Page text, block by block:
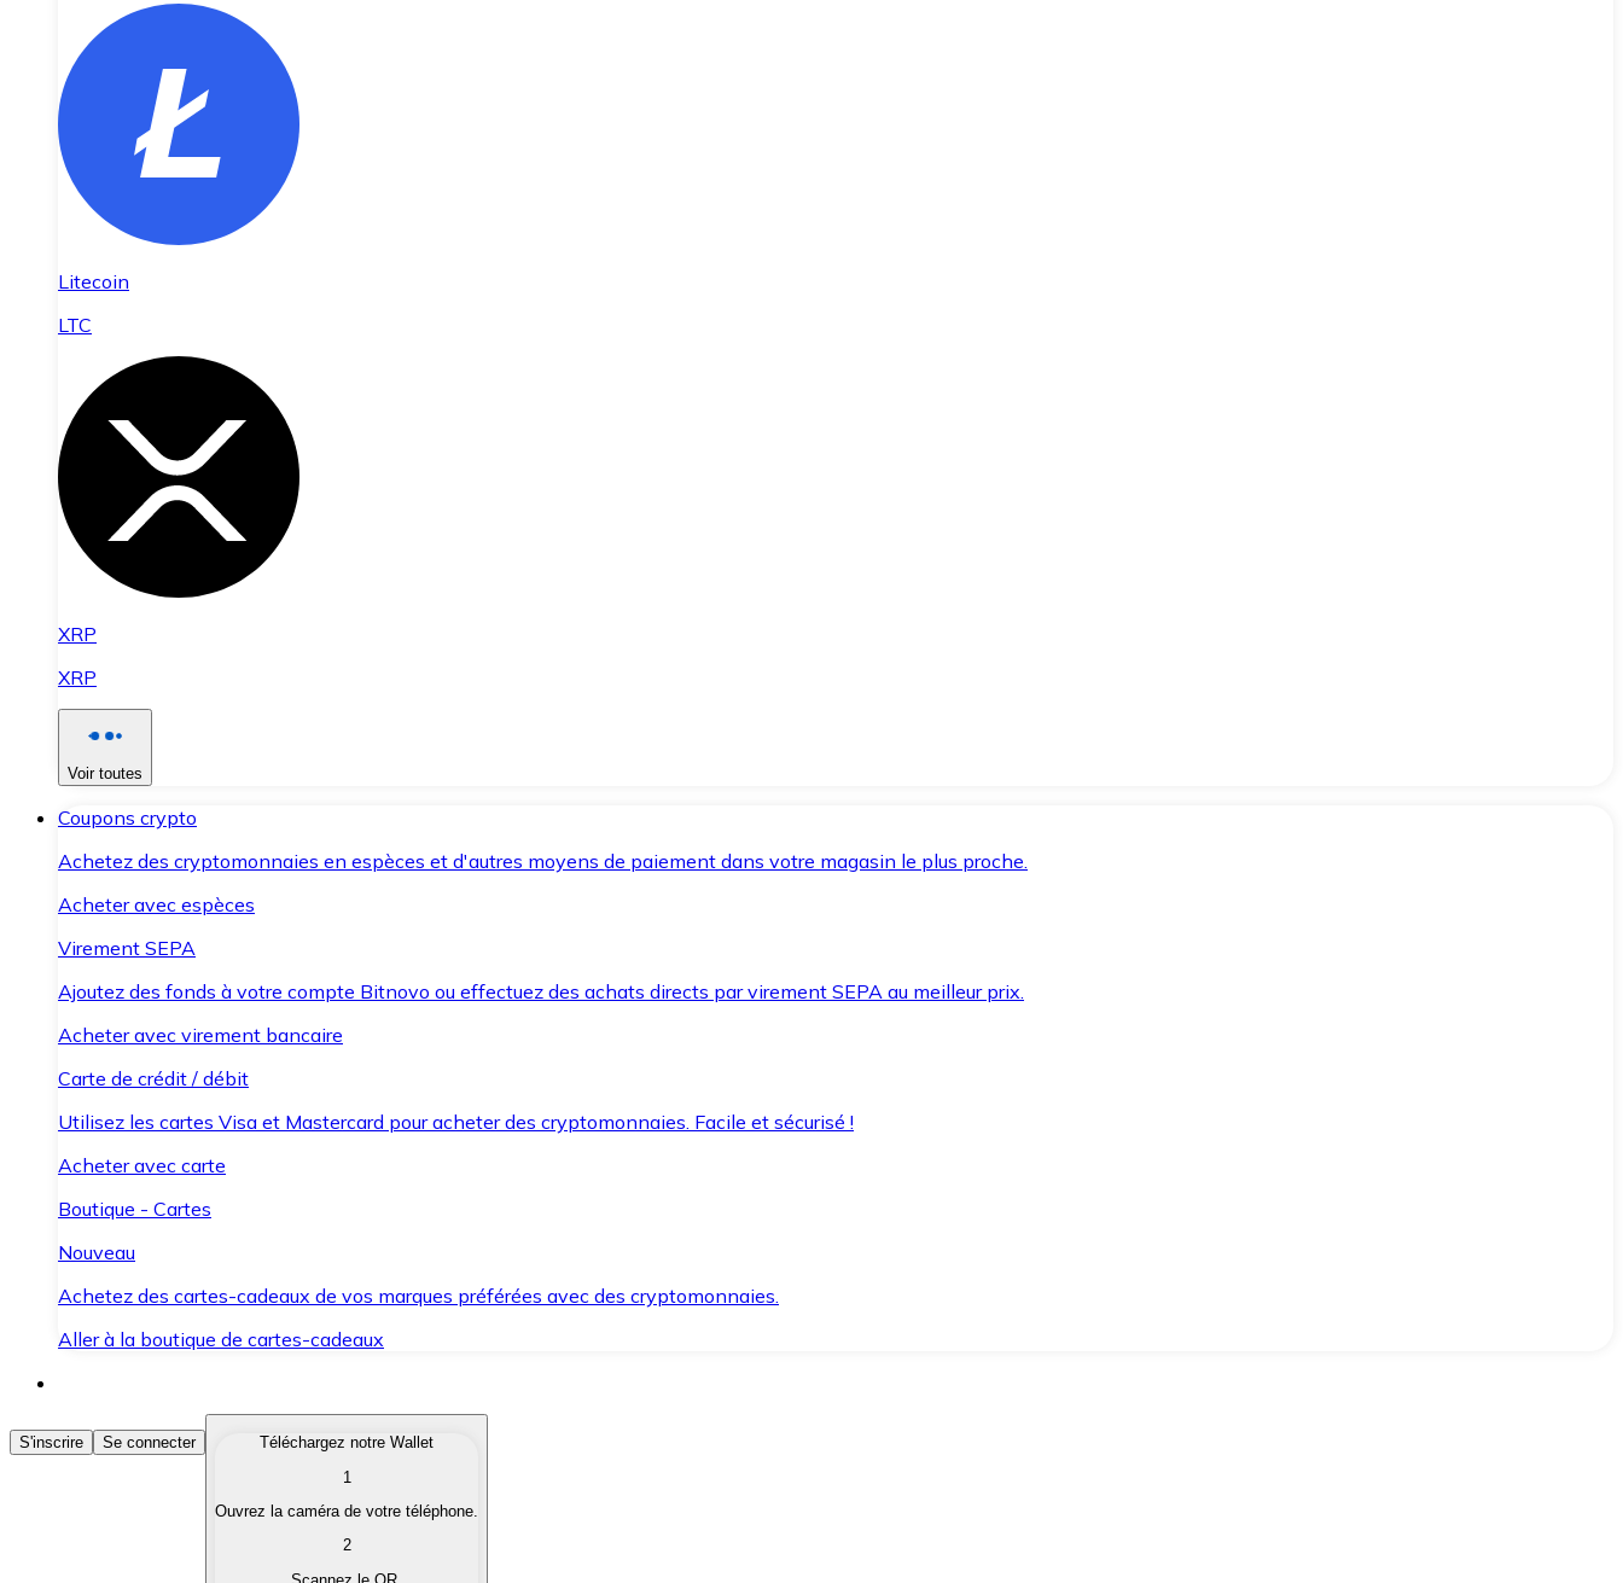
Litecoin
LTC
XRP
XRP
Voir toutes
Coupons crypto
Achetez des cryptomonnaies en espèces et d'autres moyens de paiement dans votre magasin le plus proche.
Acheter avec espèces
Virement SEPA
Ajoutez des fonds à votre compte Bitnovo ou effectuez des achats directs par virement SEPA au meilleur prix.
Acheter avec virement bancaire
Carte de crédit / débit
Utilisez les cartes Visa et Mastercard pour acheter des cryptomonnaies. Facile et sécurisé !
Acheter avec carte
Boutique - Cartes
Nouveau
Achetez des cartes-cadeaux de vos marques préférées avec des cryptomonnaies.
Aller à la boutique de cartes-cadeaux
Acheter des Cryptomonnaies
Achetez les cryptomonnaies qui vous intéressent rapidement et en toute sécurité.
Convertissez vos cryptomonnaies en monnaie fiduciaire lorsque vous en avez besoin.
S'inscrire Se connecter
Téléchargez notre Wallet
1
Ouvrez la caméra de votre téléphone.
2